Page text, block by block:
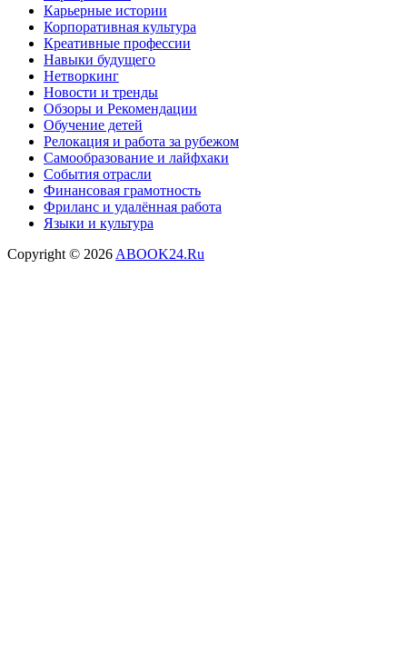
Карьерные истории
Корпоративная культура
Креативные профессии
Навыки будущего
Нетворкинг
Новости и тренды
Обзоры и Рекомендации
Обучение детей
Релокация и работа за рубежом
Самообразование и лайфхаки
События отрасли
Финансовая грамотность
Фриланс и удалённая работа
Языки и культура
Copyright © 2026 ABOOK24.Ru